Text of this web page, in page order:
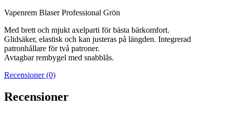
Vapenrem Blaser Professional Grön
Med brett och mjukt axelparti för bästa bärkomfort.
Glidsäker, elastisk och kan justeras på längden. Integrerad
patronhållare för två patroner.
Avtagbar rembygel med snabblås.
Recensioner (0)
Recensioner